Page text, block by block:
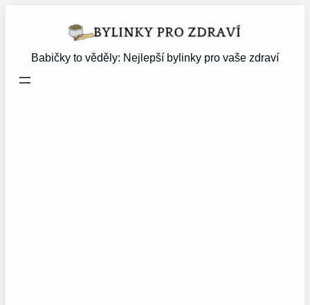
Babičky to věděly: Nejlepší bylinky pro vaše zdraví